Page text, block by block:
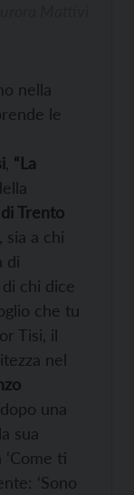
nella
le
“La
Trento
sia a chi
di
chi dice
che tu
Tisi, il
nel
una
sua
ti
‘Sono